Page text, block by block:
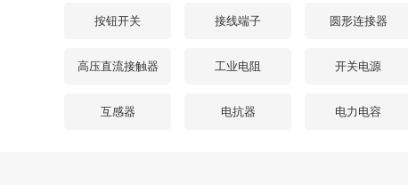
按钮开关 接线端子 圆形连接器
高压直流接触器 工业电阻 开关电源
互感器 电抗器 电力电容